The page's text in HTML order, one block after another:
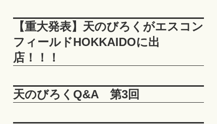
【重大発表】天のびろくがエスコン
フィールドHOKKAIDOに出
店！！！
天のびろくQ&A 第3回